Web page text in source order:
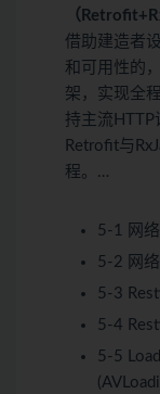
（
借助建造者
和可用性的
架，实现全
持主流
Retrofit与
程。…
5-1 网
5-2 网
5-3
5-4
5-5